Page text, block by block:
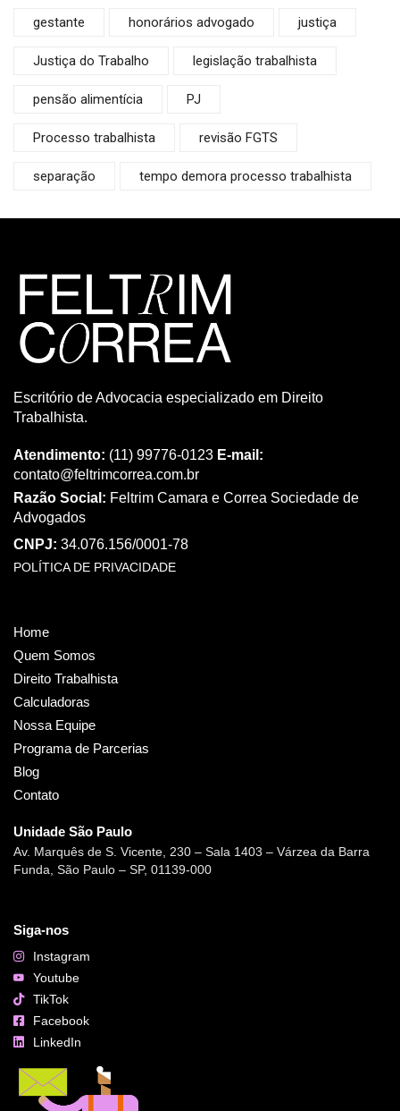
gestante honorários advogado justiça
Justiça do Trabalho legislação trabalhista
pensão alimentícia PJ
Processo trabalhista revisão FGTS
separação tempo demora processo trabalhista
Escritório de Advocacia especializado em Direito
Trabalhista.
Atendimento: (11) 99776-0123 E-mail:
contato@feltrimcorrea.com.br
Razão Social: Feltrim Camara e Correa Sociedade de
Advogados
CNPJ: 34.076.156/0001-78
POLÍTICA DE PRIVACIDADE
Home
Quem Somos
Direito Trabalhista
Calculadoras
Nossa Equipe
Programa de Parcerias
Blog
Contato
Unidade São Paulo
Av. Marquês de S. Vicente, 230 – Sala 1403 – Várzea da Barra
Funda, São Paulo – SP, 01139-000
Siga-nos
Instagram
Youtube
TikTok
Facebook
LinkedIn